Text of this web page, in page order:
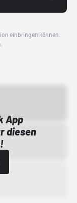
einbringen können.
App
diesen